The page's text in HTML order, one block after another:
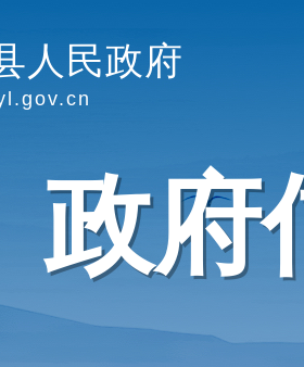
人民政府
政府